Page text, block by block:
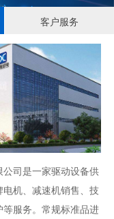
客户服务
司是一家驱动设备供
机、减速机销售、技
服务。常规标准品进